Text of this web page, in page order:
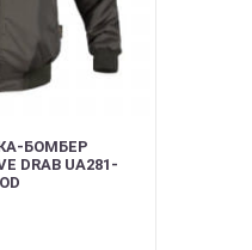
БОМБЕР
DRAB UA281-